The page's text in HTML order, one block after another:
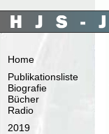
Home
Publikationsliste
Biografie
Bücher
Radio
2019